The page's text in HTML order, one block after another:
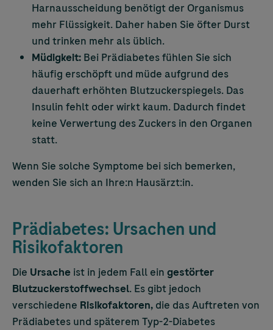
Harnausscheidung benötigt der Organismus
mehr Flüssigkeit. Daher haben Sie öfter Durst
und trinken mehr als üblich.
Müdigkeit: Bei Prädiabetes fühlen Sie sich
häufig erschöpft und müde aufgrund des
dauerhaft erhöhten Blutzuckerspiegels. Das
Insulin fehlt oder wirkt kaum. Dadurch findet
keine Verwertung des Zuckers in den Organen
statt.
Wenn Sie solche Symptome bei sich bemerken,
wenden Sie sich an Ihre:n Hausärzt:in.
Prädiabetes: Ursachen und
Risikofaktoren
Die Ursache ist in jedem Fall ein gestörter
Blutzuckerstoffwechsel. Es gibt jedoch
verschiedene Risikofaktoren, die das Auftreten von
Prädiabetes und späterem Typ-2-Diabetes